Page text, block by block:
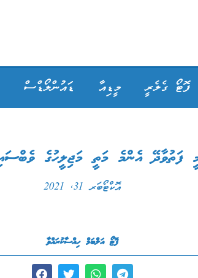
ފޮޓޯ ގެލެރީ މީޑިއާ ޑައުންލޯޑްސް
ފަތުވާދޭ އެންމެ މަތީ މަޖިލީހުގެ
އޮކްޓޯބަރ 31, 2021
ފޮޓޯ އަލްބަމް ހިއްސާކުރައްވާ